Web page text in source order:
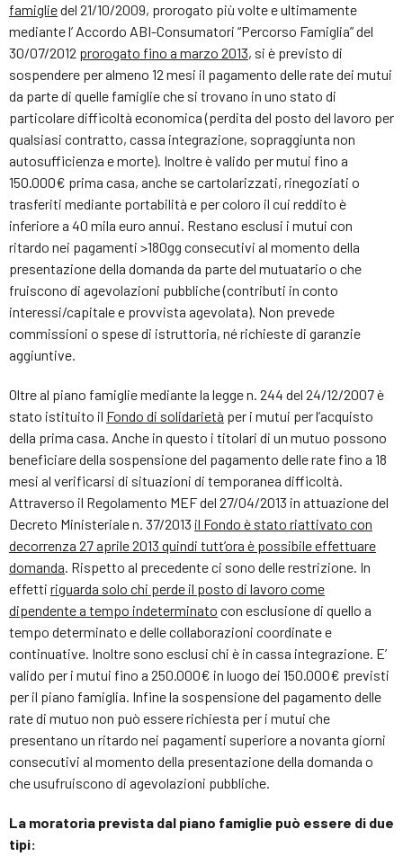
famigliedel 21/10/2009, prorogato più volte e ultimamente
mediante l’ Accordo ABI-Consumatori “Percorso Famiglia” del
30/07/2012 prorogato fino a marzo 2013, si è previsto di
sospendere per almeno 12 mesi il pagamento delle rate dei mutui
da parte di quelle famiglie che si trovano in uno stato di
particolare difficoltà economica (perdita del posto del lavoro per
qualsiasi contratto, cassa integrazione, sopraggiunta non
autosufficienza e morte). Inoltre è valido per mutui fino a
150.000€ prima casa, anche se cartolarizzati, rinegoziati o
trasferiti mediante portabilità e per coloro il cui reddito è
inferiore a 40 mila euro annui. Restano esclusi i mutui con
ritardo nei pagamenti >180gg consecutivi al momento della
presentazione della domanda da parte del mutuatario o che
fruiscono di agevolazioni pubbliche (contributi in conto
interessi/capitale e provvista agevolata). Non prevede
commissioni o spese di istruttoria, né richieste di garanzie
aggiuntive.
Oltre al piano famiglie mediante la legge n. 244 del 24/12/2007 è
stato istituito il Fondo di solidarietà per i mutui per l’acquisto
della prima casa. Anche in questo i titolari di un mutuo possono
beneficiare della sospensione del pagamento delle rate fino a 18
mesi al verificarsi di situazioni di temporanea difficoltà.
Attraverso il Regolamento MEF del 27/04/2013 in attuazione del
Decreto Ministeriale n. 37/2013 il Fondo è stato riattivato con
decorrenza 27 aprile 2013 quindi tutt’ora è possibile effettuare
domanda. Rispetto al precedente ci sono delle restrizione. In
effetti riguarda solo chi perde il posto di lavoro come
dipendente a tempo indeterminato con esclusione di quello a
tempo determinato e delle collaborazioni coordinate e
continuative. Inoltre sono esclusi chi è in cassa integrazione. E’
valido per i mutui fino a 250.000€ in luogo dei 150.000€ previsti
per il piano famiglia. Infine la sospensione del pagamento delle
rate di mutuo non può essere richiesta per i mutui che
presentano un ritardo nei pagamenti superiore a novanta giorni
consecutivi al momento della presentazione della domanda o
che usufruiscono di agevolazioni pubbliche.
La moratoria prevista dal piano famiglie può essere di due
tipi: